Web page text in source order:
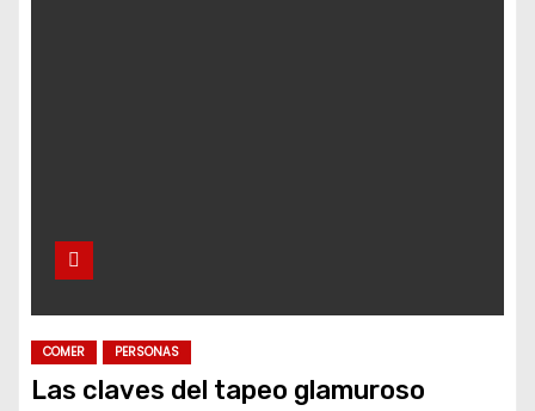
COMER PERSONAS
Las claves del tapeo glamuroso